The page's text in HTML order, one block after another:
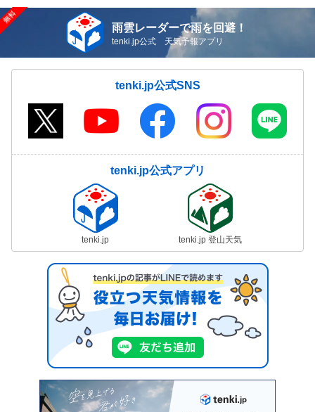
雨雲レーダーで雨を回避！
tenki.jp公式 天気予報アプリ
tenki.jp公式SNS
tenki.jp公式アプリ
tenki.jp tenki.jp 登山天気